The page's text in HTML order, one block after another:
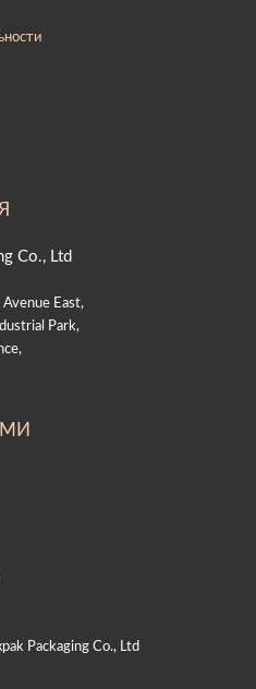
Co., Ltd
East,
Park,
Packaging Co., Ltd